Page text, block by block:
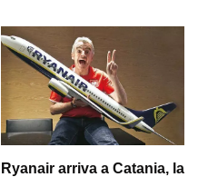
Ryanair arriva a Catania, la